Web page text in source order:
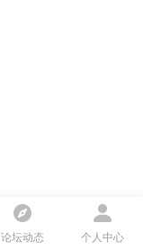
论坛动态 个人中心